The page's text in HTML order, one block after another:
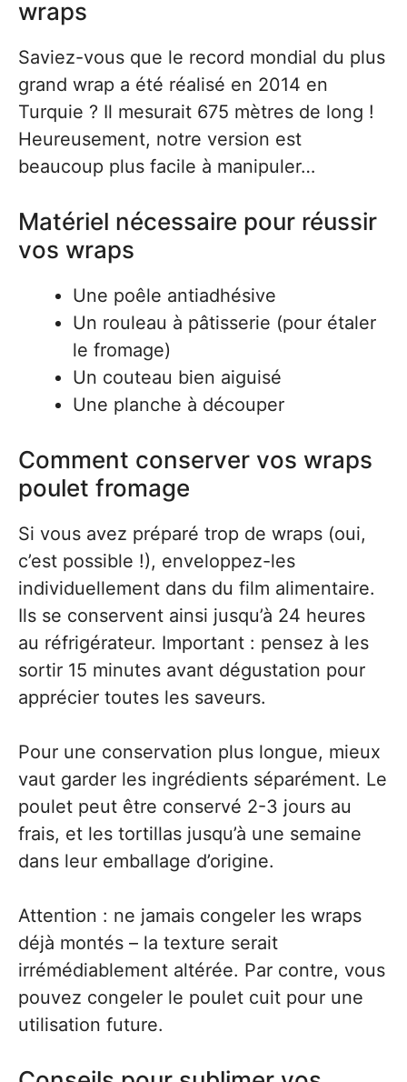
wraps
Saviez-vous que le record mondial du plus
grand wrap a été réalisé en 2014 en
Turquie ? Il mesurait 675 mètres de long !
Heureusement, notre version est
beaucoup plus facile à manipuler…
Matériel nécessaire pour réussir
vos wraps
Une poêle antiadhésive
Un rouleau à pâtisserie (pour étaler
le fromage)
Un couteau bien aiguisé
Une planche à découper
Comment conserver vos wraps
poulet fromage
Si vous avez préparé trop de wraps (oui,
c’est possible !), enveloppez-les
individuellement dans du film alimentaire.
Ils se conservent ainsi jusqu’à 24 heures
au réfrigérateur. Important : pensez à les
sortir 15 minutes avant dégustation pour
apprécier toutes les saveurs.
Pour une conservation plus longue, mieux
vaut garder les ingrédients séparément. Le
poulet peut être conservé 2-3 jours au
frais, et les tortillas jusqu’à une semaine
dans leur emballage d’origine.
Attention : ne jamais congeler les wraps
déjà montés – la texture serait
irrémédiablement altérée. Par contre, vous
pouvez congeler le poulet cuit pour une
utilisation future.